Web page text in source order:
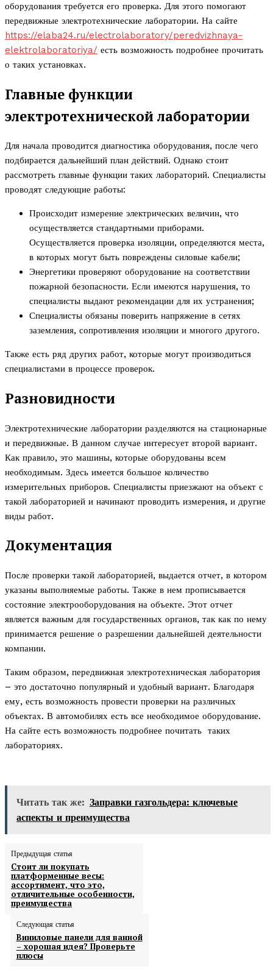
оборудования требуется его проверка. Для этого помогают
передвижные электротехнические лаборатории. На сайте
https://elaba24.ru/electrolaboratory/peredvizhnaya-
elektrolaboratoriya/ есть возможность подробнее прочитать
о таких установках.
Главные функции
электротехнической лаборатории
Для начала проводится диагностика оборудования, после чего
подбирается дальнейший план действий. Однако стоит
рассмотреть главные функции таких лабораторий. Специалисты
проводят следующие работы:
Происходит измерение электрических величин, что
осуществляется стандартными приборами.
Осуществляется проверка изоляции, определяются места,
в которых могут быть повреждены силовые кабели;
Энергетики проверяют оборудование на соответствии
пожарной безопасности. Если имеются нарушения, то
специалисты выдают рекомендации для их устранения;
Специалисты обязаны поверить напряжение в сетях
заземления, сопротивления изоляции и многого другого.
Также есть ряд других работ, которые могут производиться
специалистами в процессе проверок.
Разновидности
Электротехнические лаборатории разделяются на стационарные
и передвижные. В данном случае интересует второй вариант.
Как правило, это машины, которые оборудованы всем
необходимым. Здесь имеется большое количество
измерительных приборов. Специалисты приезжают на объект с
такой лабораторией и начинают проводить измерения, и другие
виды работ.
Документация
После проверки такой лабораторией, выдается отчет, в котором
указаны выполняемые работы. Также в нем прописывается
состояние электрооборудования на объекте. Этот отчет
является важным для государственных органов, так как по нему
принимается решение о разрешении дальнейшей деятельности
компании.
Таким образом, передвижная электротехническая лаборатория
– это достаточно популярный и удобный вариант. Благодаря
ему, есть возможность провести проверки на различных
объектах. В автомобилях есть все необходимое оборудование.
На сайте есть возможность подробнее почитать таких
лабораториях.
Читать так же: Заправки газгольдера: ключевые
аспекты и преимущества
Предыдущая статья
Стоит ли покупать
платформенные весы:
ассортимент, что это,
отличительные особенности,
преимущества
Следующая статья
Виниловые панели для ванной
– хорошая идея? Проверьте
плюсы